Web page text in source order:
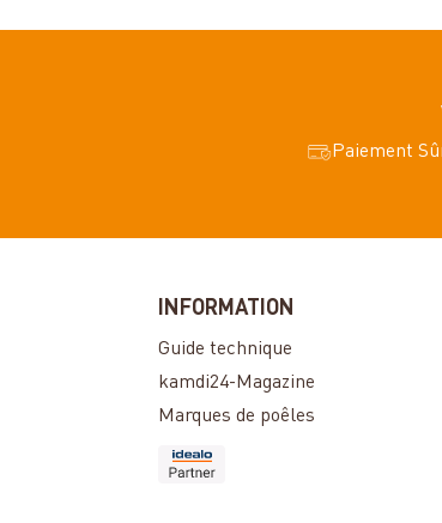
Paiement
INFORMATION
Guide technique
kamdi24-Magazine
Marques de poêles